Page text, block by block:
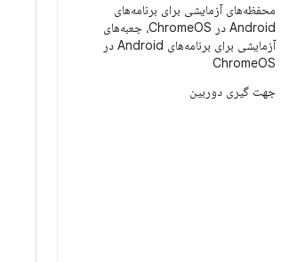
محفظه‌های آزمایشی برای برنامه‌های
Android در Chrome
OS، جعبه‌های
آزمایشی برای برنامه‌های Android در
ChromeOS
جهت گیری دوربین